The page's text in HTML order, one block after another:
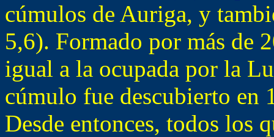
cúmulos de Auriga, y
5,6). Formado por más de
igual a la ocupada por la
cúmulo fue descubierto en
Desde entonces, todos los